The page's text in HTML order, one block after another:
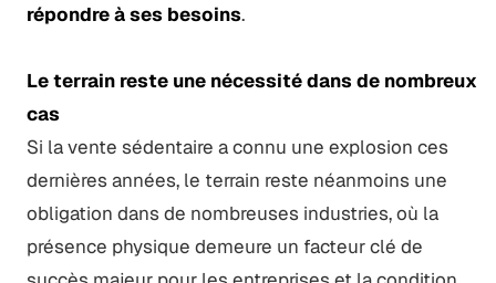
répondre à ses besoins.
Le terrain reste une nécessité dans de nombreux
cas
Si la vente sédentaire a connu une explosion ces
dernières années, le terrain reste néanmoins une
obligation dans de nombreuses industries, où la
présence physique demeure un facteur clé de